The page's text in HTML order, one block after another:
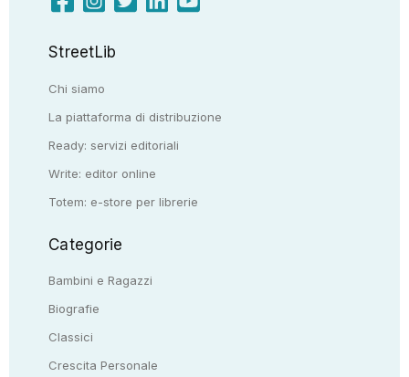
StreetLib
Chi siamo
La piattaforma di distribuzione
Ready: servizi editoriali
Write: editor online
Totem: e-store per librerie
Categorie
Bambini e Ragazzi
Biografie
Classici
Crescita Personale